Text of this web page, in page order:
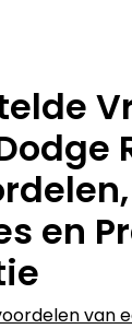
en
van